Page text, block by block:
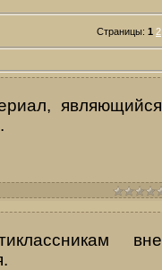
Страницы: 1 2
яв­ляющийся
вне